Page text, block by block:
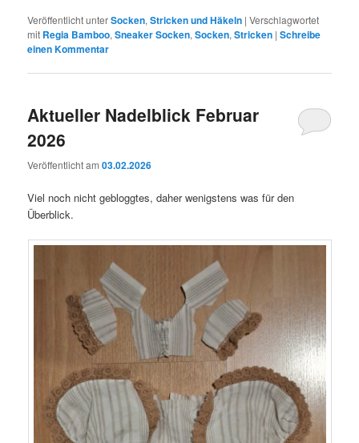
Veröffentlicht unterSocken,Stricken und Häkeln |Verschlagwortet
mit Regia Bamboo,Sneaker Socken,Socken,Stricken |Schreibe
einen Kommentar
Aktueller Nadelblick Februar
2026
Veröffentlicht am03.02.2026
Viel noch nicht gebloggtes, daher wenigstens was für den
Überblick.